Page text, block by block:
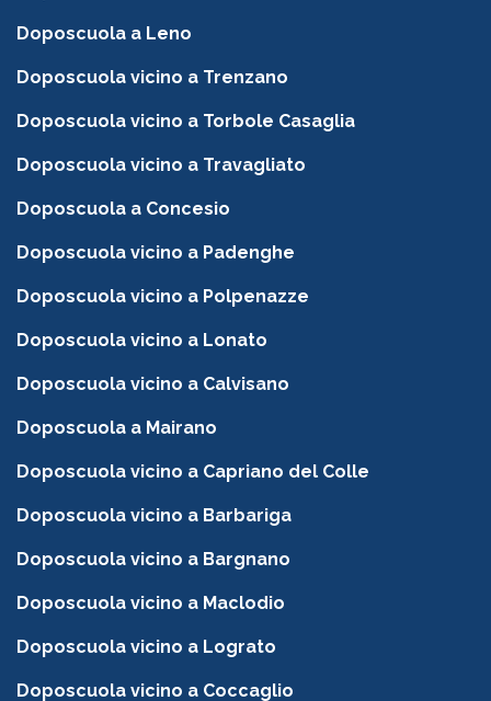
Doposcuola a Leno
Doposcuola vicino a Trenzano
Doposcuola vicino a Torbole Casaglia
Doposcuola vicino a Travagliato
Doposcuola a Concesio
Doposcuola vicino a Padenghe
Doposcuola vicino a Polpenazze
Doposcuola vicino a Lonato
Doposcuola vicino a Calvisano
Doposcuola a Mairano
Doposcuola vicino a Capriano del Colle
Doposcuola vicino a Barbariga
Doposcuola vicino a Bargnano
Doposcuola vicino a Maclodio
Doposcuola vicino a Lograto
Doposcuola vicino a Coccaglio